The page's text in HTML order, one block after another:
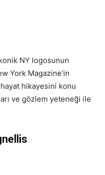
NY logosunun
York Magazine’in
hikayesini konu
ve gözlem yeteneği ile